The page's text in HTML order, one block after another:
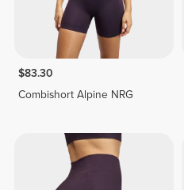
$83.30
Combishort Alpine NRG